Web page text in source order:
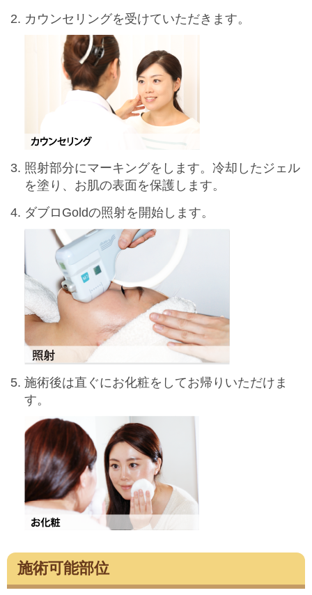
カウンセリングを受けていただきます。
照射部分にマーキングをします。冷却したジェル
を塗り、お肌の表面を保護します。
ダブロGoldの照射を開始します。
施術後は直ぐにお化粧をしてお帰りいただけま
す。
施術可能部位